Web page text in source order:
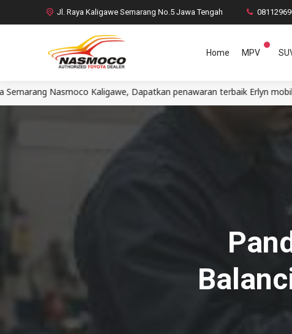
Jl. Raya Kaligawe Semarang No.5 Jawa Tengah
Home MPV
Kaligawe, Dapatkan penawaran terbaik Erlyn mobil Agya Calya